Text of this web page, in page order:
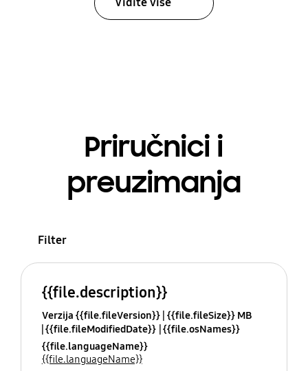
Priručnici i
preuzimanja
Filter
{{file.description}}
Verzija {{file.fileVersion}} {{file.fileSize}} MB
{{file.fileModifiedDate}} {{file.osNames}}
{{file.languageName}}
{{file.languageName}}